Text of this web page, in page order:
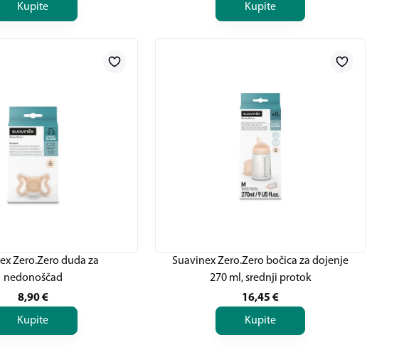
Kupite
Kupite
Zero.Zero duda za
nedonoščad
8,90 €
Kupite
Suavinex Zero.Zero bočica za dojenje
270 ml, srednji protok
16,45 €
Kupite